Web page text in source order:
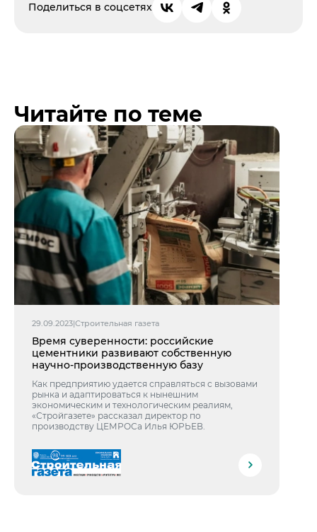
Поделиться в соцсетях
Читайте по теме
29.09.2023|Строительная газета
Время суверенности: российские
цементники развивают собственную
научно-производственную базу
Как предприятию удается справляться с вызовами
рынка и адаптироваться к нынешним
экономическим и технологическим реалиям,
«Стройгазете» рассказал директор по
производству ЦЕМРОСа Илья ЮРЬЕВ.